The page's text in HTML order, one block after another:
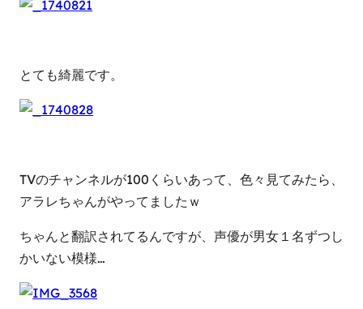
とても綺麗です。
TVのチャンネルが100くらいあって、色々見てみたら、
アラレちゃんがやってましたｗ
ちゃんと翻訳されてるんですが、声優が男女１名ずつし
かいない模様…